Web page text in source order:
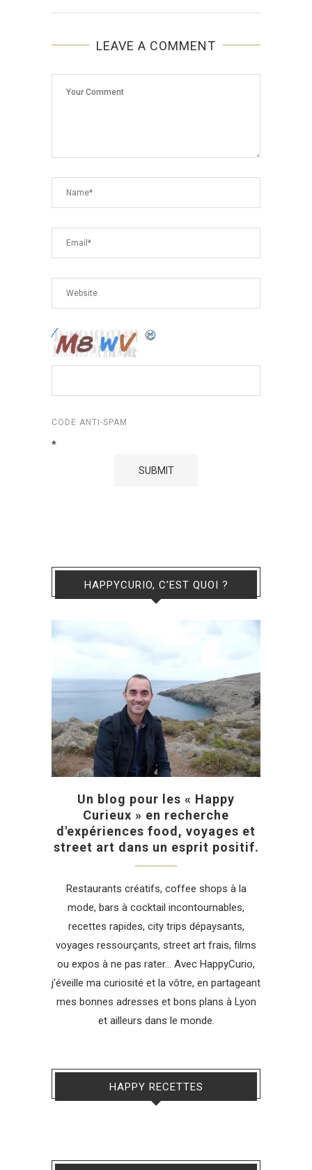
LEAVE A COMMENT
CODE ANTI-SPAM
*
HAPPYCURIO, C’EST QUOI ?
Un blog pour les « Happy
Curieux » en recherche
d'expériences food, voyages et
street art dans un esprit positif.
Restaurants créatifs, coffee shops à la
mode, bars à cocktail incontournables,
recettes rapides, city trips dépaysants,
voyages ressourçants, street art frais, films
ou expos à ne pas rater... Avec HappyCurio,
j'éveille ma curiosité et la vôtre, en partageant
mes bonnes adresses et bons plans à Lyon
et ailleurs dans le monde.
HAPPY RECETTES